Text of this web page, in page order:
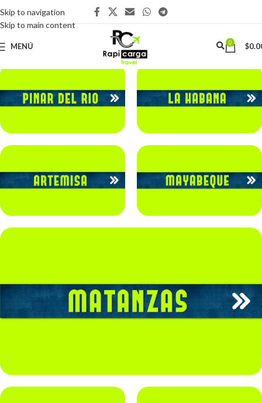
Skip to navigation
Skip to main content
MENÚ 0 $